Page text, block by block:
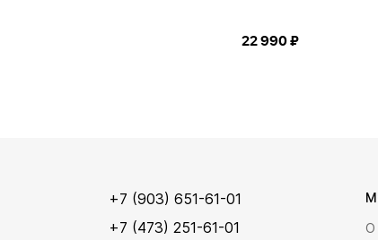
22 990 ₽
+7 (903) 651-61-01
+7 (473) 251-61-01
О